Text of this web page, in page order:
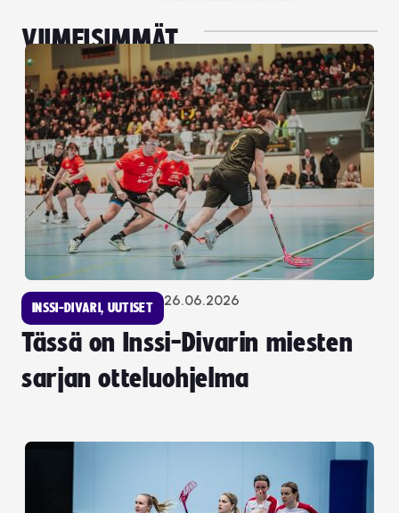
VIIMEISIMMÄT
INSSI-DIVARI , UUTISET 26.06.2026
Tässä on Inssi-Divarin miesten
sarjan otteluohjelma